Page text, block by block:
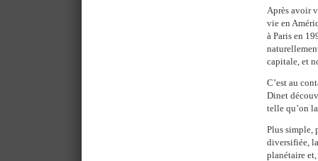
Après avoir
vie en
à Paris en
capitale, et
C’est au
Dinet
telle qu’on
Plus simple,
diversifiée,
planétaire